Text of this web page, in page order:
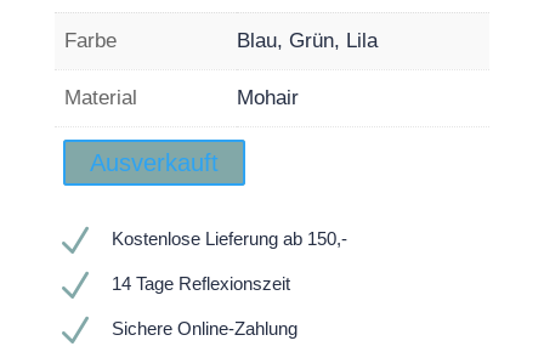
Farbe Blau, Grün, Lila
Material Mohair
Ausverkauft
N Kostenlose Lieferung ab 150,-
N 14 Tage Reflexionszeit
N Sichere Online-Zahlung